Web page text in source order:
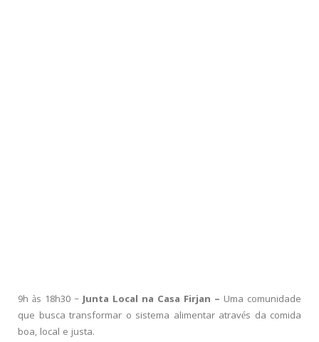
9h às 18h30 –Junta Local na Casa Firjan – Uma comunidade
que busca transformar o sistema alimentar através da comida
boa, local e justa.